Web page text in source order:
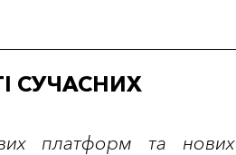
СУЧАСНИХ
платформ та нових